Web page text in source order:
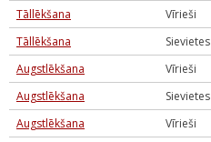
Tāllēkšana
Vīrieši
Tāllēkšana
Sievietes
Augstlēkšana
Vīrieši
Augstlēkšana
Sievietes
Augstlēkšana
Vīrieši